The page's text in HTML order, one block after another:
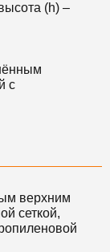
(h) –
с
верхним
сеткой,